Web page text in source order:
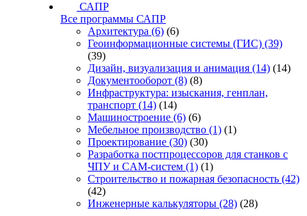
САПР
Все программы САПР
Архитектура (6) (6)
Геоинформационные системы (ГИС) (39)
(39)
Дизайн, визуализация и анимация (14) (14)
Документооборот (8) (8)
Инфраструктура: изыскания, генплан,
транспорт (14) (14)
Машиностроение (6) (6)
Мебельное производство (1) (1)
Проектирование (30) (30)
Разработка постпроцессоров для станков с
ЧПУ и CAM-систем (1) (1)
Строительство и пожарная безопасность (42)
(42)
Инженерные калькуляторы (28) (28)